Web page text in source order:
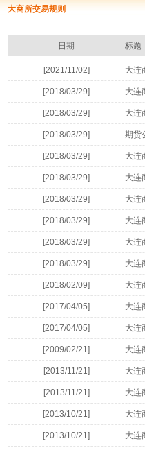
大商所交易规则
日期 标题
[2021/11/02] 大连
[2018/03/29] 大连
[2018/03/29] 大连
[2018/03/29] 期货
[2018/03/29] 大连
[2018/03/29] 大连
[2018/03/29] 大连
修订
[2018/03/29] 大连
[2018/03/29] 大连
[2018/03/29] 大连
[2018/02/09] 大连
[2017/04/05] 大连
[2017/04/05] 大连
[2009/02/21] 大连
[2013/11/21] 大连
[2013/11/21] 大连
[2013/10/21] 大连
[2013/10/21] 大连